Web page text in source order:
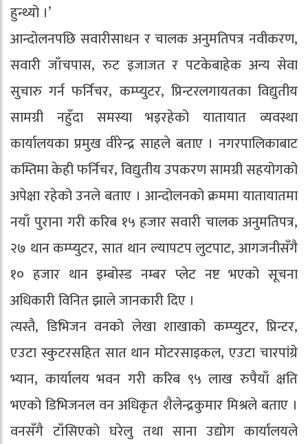
हुन्थ्यो ।’
आन्दोलनपछि सवारीसाधन र चालक अनुमतिपत्र नवीकरण,
सवारी जाँचपास, रुट इजाजत र पटकेबाहेक अन्य सेवा
सुचारु गर्न फर्निचर, कम्प्युटर, प्रिन्टरलगायतका विद्युतीय
सामग्री नहुँदा समस्या भइरहेको यातायात व्यवस्था
कार्यालयका प्रमुख वीरेन्द्र साहले बताए । नगरपालिकाबाट
कम्तिमा केही फर्निचर, विद्युतीय उपकरण सामग्री सहयोगको
अपेक्षा रहेको उनले बताए । आन्दोलनको क्रममा यातायातमा
नयाँ पुराना गरी करिब १५ हजार सवारी चालक अनुमतिपत्र,
२७ थान कम्प्युटर, सात थान ल्यापटप लुटपाट, आगजनीसँगै
१० हजार थान इम्बोस्ड नम्बर प्लेट नष्ट भएको सूचना
अधिकारी विनित झाले जानकारी दिए ।
त्यस्तै, डिभिजन वनको लेखा शाखाको कम्प्युटर, प्रिन्टर,
एउटा स्कुटरसहित सात थान मोटरसाइकल, एउटा चारपांग्रे
भ्यान, कार्यालय भवन गरी करिब ९५ लाख रुपैयाँ क्षति
भएको डिभिजनल वन अधिकृत शैलेन्द्रकुमार मिश्रले बताए ।
वनसँगै टाँसिएको घरेलु तथा साना उद्योग कार्यालयले